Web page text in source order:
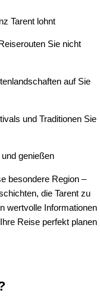
Tarent lohnt
Sie nicht
auf Sie
und Traditionen Sie
genießen
besondere Region –
die Tarent zu
wertvolle Informationen
Reise perfekt planen